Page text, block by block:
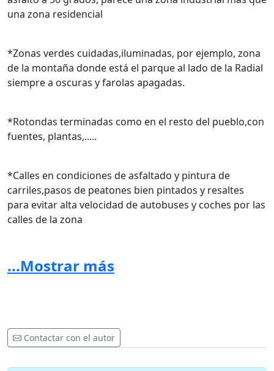
una zona residencial
*Zonas verdes cuidadas,iluminadas, por ejemplo, zona
de la montaña donde está el parque al lado de la Radial
siempre a oscuras y farolas apagadas.
*Rotondas terminadas como en el resto del pueblo,con
fuentes, plantas,.....
*Calles en condiciones de asfaltado y pintura de
carriles,pasos de peatones bien pintados y resaltes
para evitar alta velocidad de autobuses y coches por las
calles de la zona
*Quitar torres de alta tensión altamente perjudiciales
para nuestra salud y la de nuestros hijos
con sombras ,fuentes, columpios para todas las edades
*Eliminar bandas Sonoras Radial 5 o atenuar el sonido
...Mostrar más
Contactar con el autor